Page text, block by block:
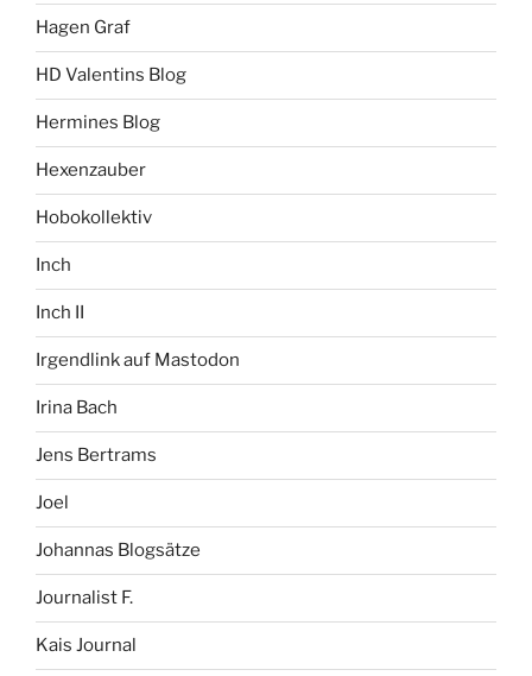
Hagen Graf
HD Valentins Blog
Hermines Blog
Hexenzauber
Hobokollektiv
Inch
Inch II
Irgendlink auf Mastodon
Irina Bach
Jens Bertrams
Joel
Johannas Blogsätze
Journalist F.
Kais Journal